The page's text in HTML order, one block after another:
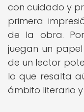
con cuidado y
primera
de la obra.
juegan un
de un lector
lo que resalta
ámbito literario